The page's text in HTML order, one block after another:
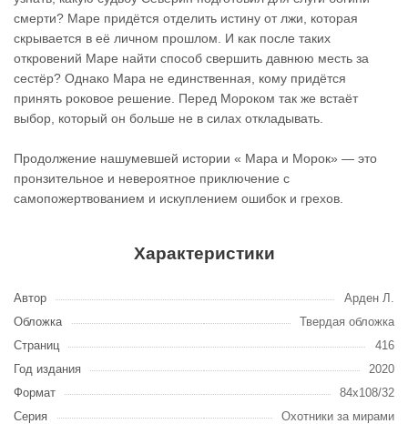
смерти? Маре придётся отделить истину от лжи, которая
скрывается в её личном прошлом. И как после таких
откровений Маре найти способ свершить давнюю месть за
сестёр? Однако Мара не единственная, кому придётся
принять роковое решение. Перед Мороком так же встаёт
выбор, который он больше не в силах откладывать.
Продолжение нашумевшей истории « Мара и Морок» — это
пронзительное и невероятное приключение с
самопожертвованием и искуплением ошибок и грехов.
Характеристики
Автор
Арден Л.
Обложка
Твердая обложка
Страниц
416
Год издания
2020
Формат
84x108/32
Серия
Охотники за мирами